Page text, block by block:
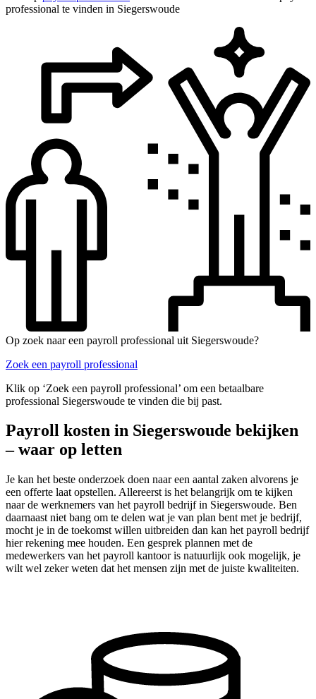
professional te vinden in Siegerswoude
Op zoek naar een payroll professional uit Siegerswoude?
Zoek een payroll professional
Klik op ‘Zoek een payroll professional’ om een betaalbare
professional Siegerswoude te vinden die bij past.
Payroll kosten in Siegerswoude bekijken
– waar op letten
Je kan het beste onderzoek doen naar een aantal zaken alvorens je
een offerte laat opstellen. Allereerst is het belangrijk om te kijken
naar de werknemers van het payroll bedrijf in Siegerswoude. Ben
daarnaast niet bang om te delen wat je van plan bent met je bedrijf,
mocht je in de toekomst willen uitbreiden dan kan het payroll bedrijf
hier rekening mee houden. Een gesprek plannen met de
medewerkers van het payroll kantoor is natuurlijk ook mogelijk, je
wilt wel zeker weten dat het mensen zijn met de juiste kwaliteiten.